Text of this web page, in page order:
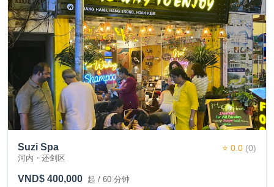
Suzi Spa
河内・还剑区
⭐ 0.0 (0)
VND$ 400,000 起 / 60 分钟